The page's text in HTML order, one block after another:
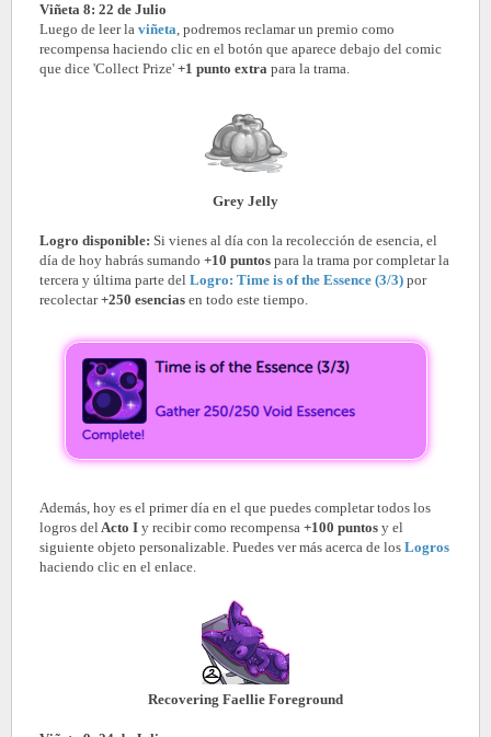
Viñeta 8: 22 de Julio
Luego de leer la viñeta , podremos reclamar un premio como
recompensa haciendo clic en el botón que aparece debajo del comic
que dice 'Collect Prize' +1 punto extra para la trama.
Grey Jelly
Logro disponible: Si vienes al día con la recolección de esencia, el
día de hoy habrás sumando +10 puntos para la trama por completar la
tercera y última parte del Logro: Time is of the Essence (3/3) por
recolectar+250 esencias en todo este tiempo.
Además, hoy es el primer día en el que puedes completar todos los
logros del Acto I y recibir como recompensa +100 puntos y el
siguiente objeto personalizable. Puedes ver más acerca de los Logros
haciendo clic en el enlace.
Recovering Faellie Foreground